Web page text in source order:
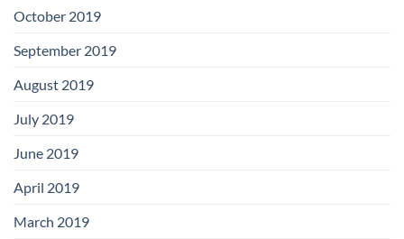
October 2019
September 2019
August 2019
July 2019
June 2019
April 2019
March 2019